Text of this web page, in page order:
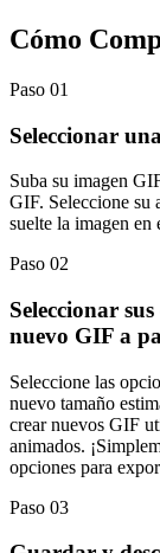
Cómo
Paso 01
Seleccionar
Suba su imagen
GIF. Seleccione su
suelte la imagen en
Paso 02
Seleccionar
nuevo GIF a
Seleccione las
nuevo tamaño
crear nuevos GIF
animados.
opciones para
Paso 03